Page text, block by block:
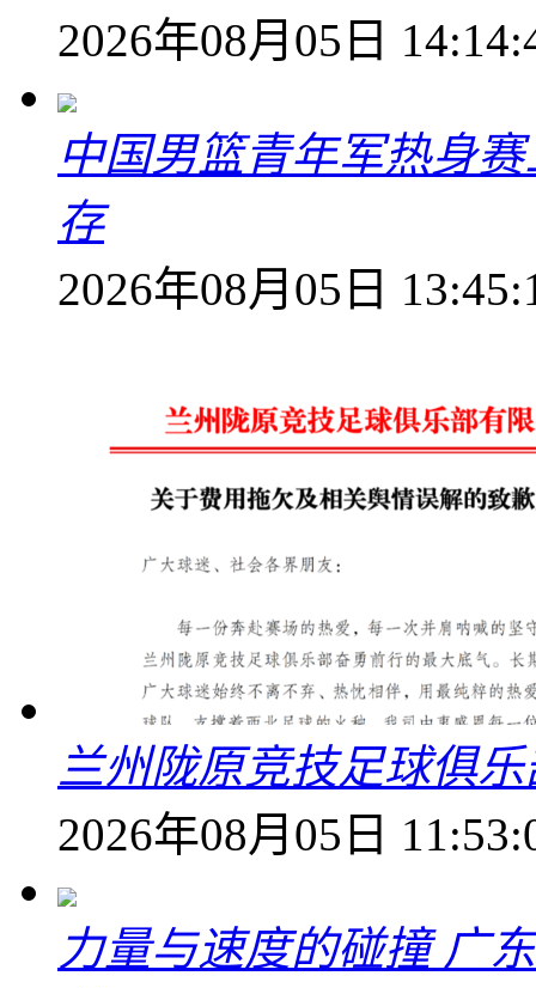
2026年08月05日
中国男篮青年军热身
存
2026年08月05日
兰州陇原竞技足球俱
2026年08月05日
力量与速度的碰撞 广